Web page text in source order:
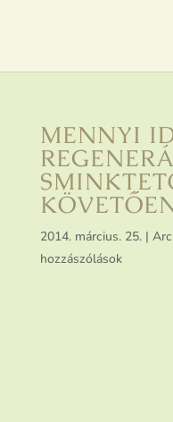
MENNYI
2014. március. 25.|
hozzászólások